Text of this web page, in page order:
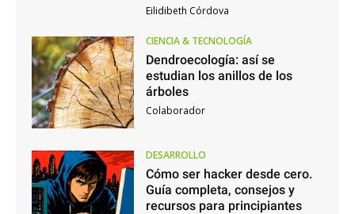
Eilidibeth Córdova
CIENCIA & TECNOLOGÍA
Dendroecología: así se
estudian los anillos de los
árboles
Colaborador
DESARROLLO
Cómo ser hacker desde cero.
Guía completa, consejos y
recursos para principiantes